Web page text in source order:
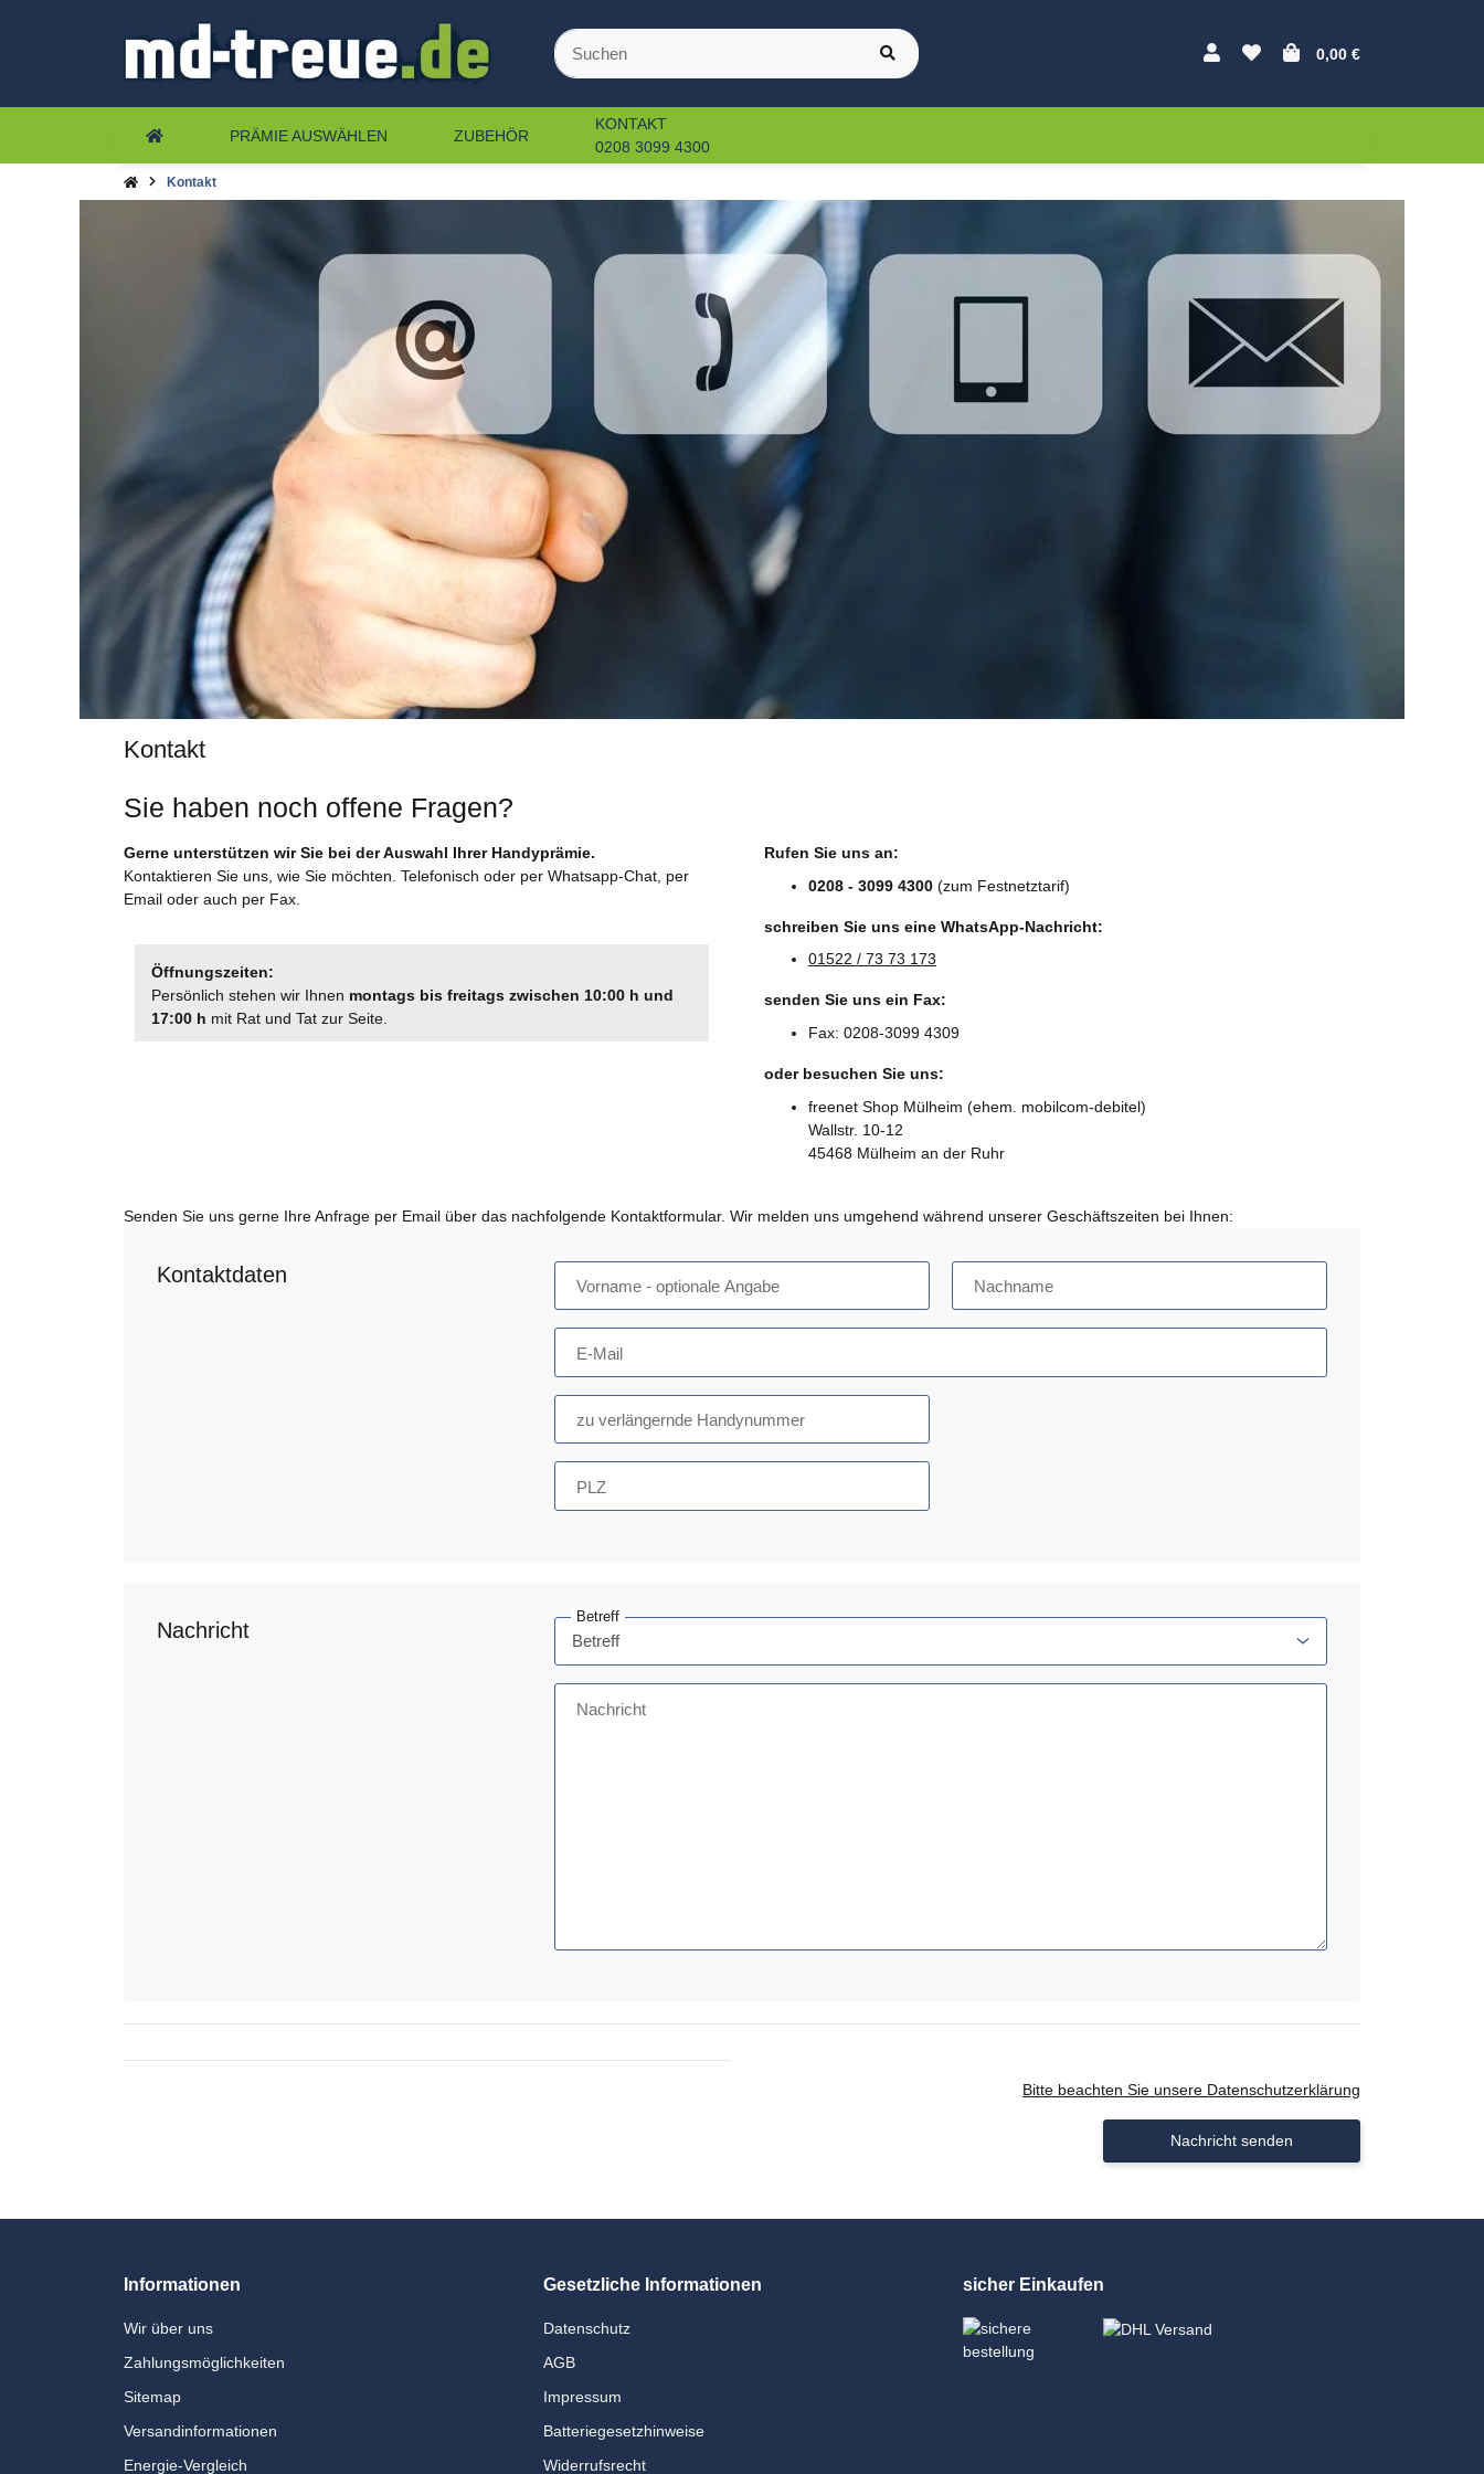
0,00 €
PRÄMIE AUSWÄHLEN ZUBEHÖR
KONTAKT
0208 3099 4300
Kontakt
Kontakt
Sie haben noch offene Fragen?
Gerne unterstützen wir Sie bei der Auswahl Ihrer Handyprämie.
Kontaktieren Sie uns, wie Sie möchten. Telefonisch oder per Whatsapp-Chat, per
Email oder auch per Fax.
Öffnungszeiten:
Persönlich stehen wir Ihnen montags bis freitags zwischen 10:00 h und
17:00 h mit Rat und Tat zur Seite.
Rufen Sie uns an:
0208 - 3099 4300 (zum Festnetztarif)
schreiben Sie uns eine WhatsApp-Nachricht:
01522 / 73 73 173
senden Sie uns ein Fax:
Fax: 0208-3099 4309
oder besuchen Sie uns:
freenet Shop Mülheim (ehem. mobilcom-debitel)
Wallstr. 10-12
45468 Mülheim an der Ruhr
Senden Sie uns gerne Ihre Anfrage per Email über das nachfolgende Kontaktformular. Wir melden uns umgehend während unserer Geschäftszeiten bei Ihnen:
Kontaktdaten Vorname - optionale Angabe Nachname
E-Mail
zu verlängernde Handynummer
PLZ
Nachricht
Betreff
Nachricht
Bitte beachten Sie unsere Datenschutzerklärung
Nachricht senden
Informationen
Wir über uns
Zahlungsmöglichkeiten
Sitemap
Versandinformationen
Energie-Vergleich
Gesetzliche Informationen
Datenschutz
AGB
Impressum
Batteriegesetzhinweise
Widerrufsrecht
sicher Einkaufen